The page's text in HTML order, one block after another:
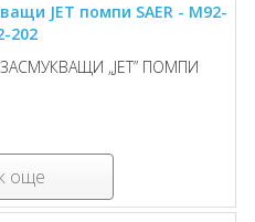
JET помпи SAER - M92-
202
„JET” ПОМПИ
още